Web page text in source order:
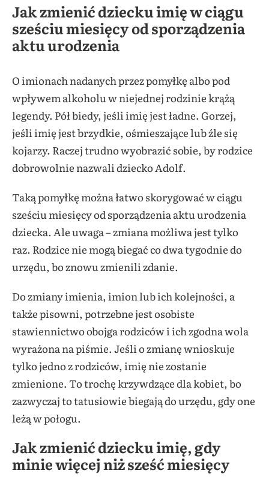
Jak zmienić dziecku imię w ciągu
sześciu miesięcy od sporządzenia
aktu urodzenia
O imionach nadanych przez pomyłkę albo pod
wpływem alkoholu w niejednej rodzinie krążą
legendy. Pół biedy, jeśli imię jest ładne. Gorzej,
jeśli imię jest brzydkie, ośmieszające lub źle się
kojarzy. Raczej trudno wyobrazić sobie, by rodzice
dobrowolnie nazwali dziecko Adolf.
Taką pomyłkę można łatwo skorygować w ciągu
sześciu miesięcy od sporządzenia aktu urodzenia
dziecka. Ale uwaga – zmiana możliwa jest tylko
raz. Rodzice nie mogą biegać co dwa tygodnie do
urzędu, bo znowu zmienili zdanie.
Do zmiany imienia, imion lub ich kolejności, a
także pisowni, potrzebne jest osobiste
stawiennictwo obojga rodziców i ich zgodna wola
wyrażona na piśmie. Jeśli o zmianę wnioskuje
tylko jedno z rodziców, imię nie zostanie
zmienione. To trochę krzywdzące dla kobiet, bo
zazwyczaj to tatusiowie biegają do urzędu, gdy one
leżą w połogu.
Jak zmienić dziecku imię, gdy
minie więcej niż sześć miesięcy